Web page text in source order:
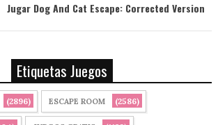
Jugar Dog And Cat Escape: Corrected Version
Etiquetas Juegos
(2896) ESCAPE ROOM (2586)